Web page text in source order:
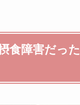
食障害だっ